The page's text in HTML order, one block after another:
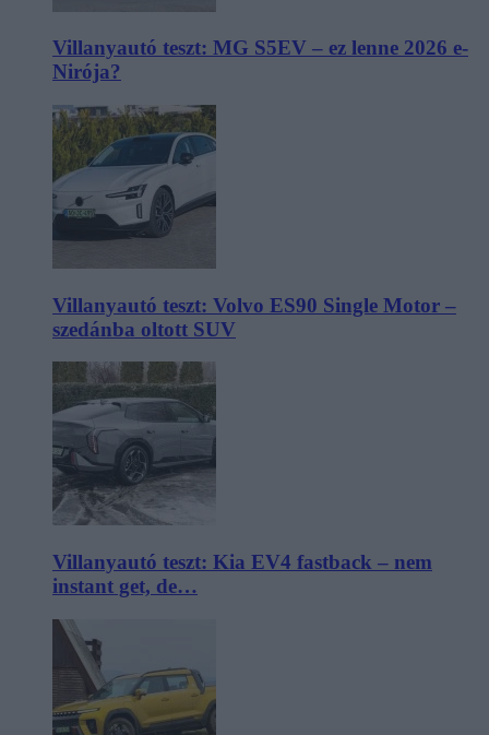
Villanyautó teszt: MG S5EV – ez lenne 2026 e-
Nirója?
Villanyautó teszt: Volvo ES90 Single Motor –
szedánba oltott SUV
Villanyautó teszt: Kia EV4 fastback – nem
instant get, de…